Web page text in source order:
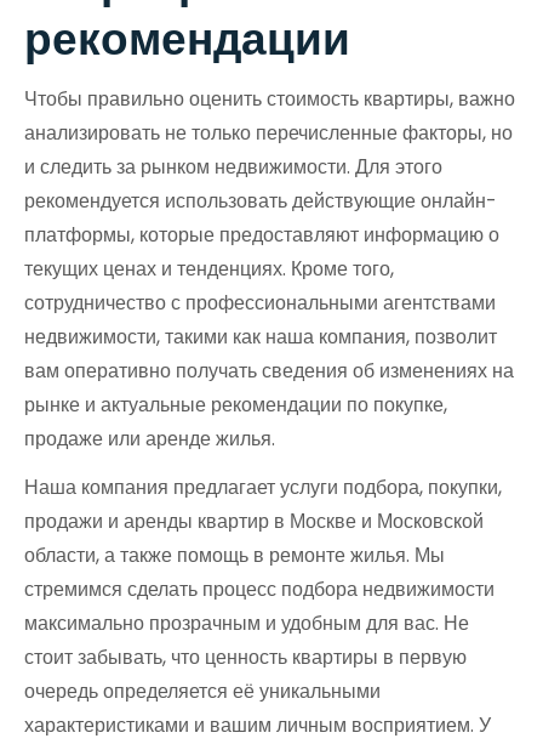
рекомендации
Чтобы правильно оценить стоимость квартиры, важно
анализировать не только перечисленные факторы, но
и следить за рынком недвижимости. Для этого
рекомендуется использовать действующие онлайн-
платформы, которые предоставляют информацию о
текущих ценах и тенденциях. Кроме того,
сотрудничество с профессиональными агентствами
недвижимости, такими как наша компания, позволит
вам оперативно получать сведения об изменениях на
рынке и актуальные рекомендации по покупке,
продаже или аренде жилья.
Наша компания предлагает услуги подбора, покупки,
продажи и аренды квартир в Москве и Московской
области, а также помощь в ремонте жилья. Мы
стремимся сделать процесс подбора недвижимости
максимально прозрачным и удобным для вас. Не
стоит забывать, что ценность квартиры в первую
очередь определяется её уникальными
характеристиками и вашим личным восприятием. У